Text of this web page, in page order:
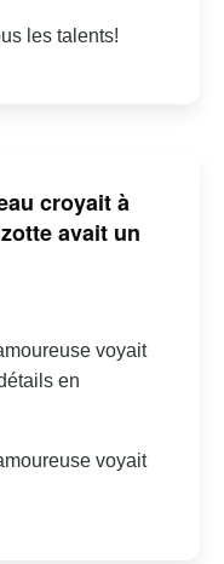
les talents!
croyait à
avait un
voyait
en
voyait